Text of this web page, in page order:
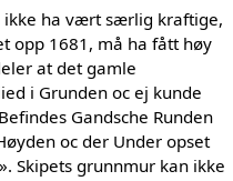
ikke ha vært særlig kraftige,
opp 1681, må ha fått høy
at det gamle
i Grunden oc ej kunde
Gandsche Runden
oc der Under opset
Skipets grunnmur kan ikke